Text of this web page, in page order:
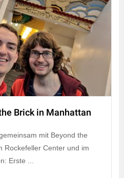
Brick in Manhattan
mit Beyond the
Rockefeller Center und im
Erste ...